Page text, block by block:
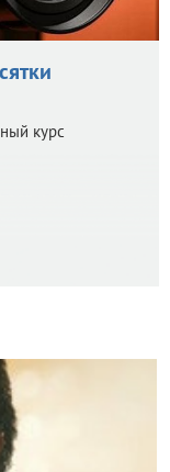
курс